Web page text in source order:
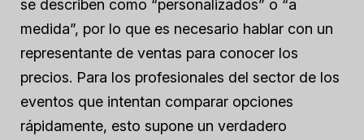
se describen como “personalizados” o “a
medida”, por lo que es necesario hablar con un
representante de ventas para conocer los
precios. Para los profesionales del sector de los
eventos que intentan comparar opciones
rápidamente, esto supone un verdadero